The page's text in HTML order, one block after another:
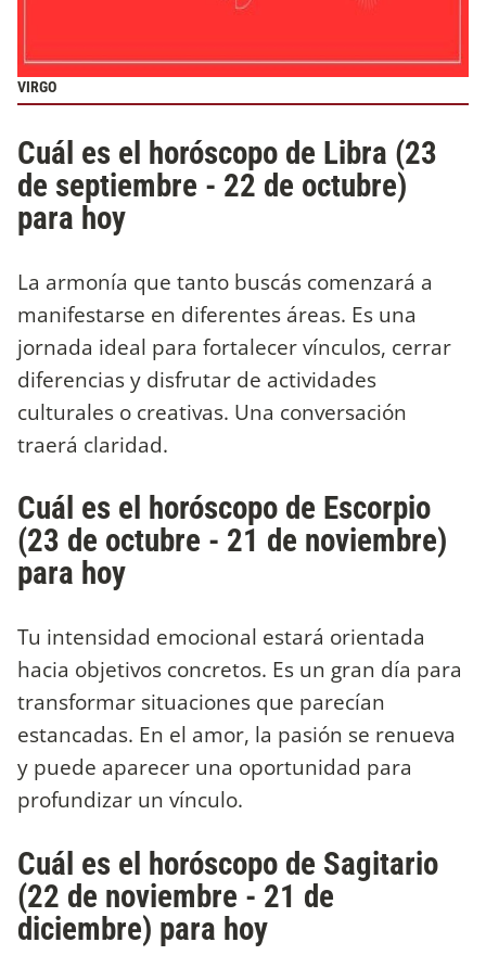
VIRGO
Cuál es el horóscopo de Libra (23
de septiembre - 22 de octubre)
para hoy
La armonía que tanto buscás comenzará a
manifestarse en diferentes áreas. Es una
jornada ideal para fortalecer vínculos, cerrar
diferencias y disfrutar de actividades
culturales o creativas. Una conversación
traerá claridad.
Cuál es el horóscopo de Escorpio
(23 de octubre - 21 de noviembre)
para hoy
Tu intensidad emocional estará orientada
hacia objetivos concretos. Es un gran día para
transformar situaciones que parecían
estancadas. En el amor, la pasión se renueva
y puede aparecer una oportunidad para
profundizar un vínculo.
Cuál es el horóscopo de Sagitario
(22 de noviembre - 21 de
diciembre) para hoy